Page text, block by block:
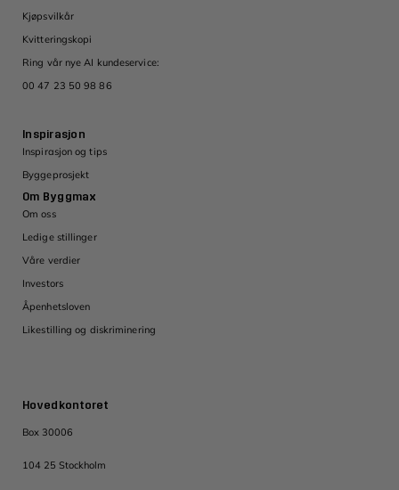
Hovedkontoret
Box 30006
104 25 Stockholm
Kjøpsvilkår
Kvitteringskopi
Ring vår nye AI kundeservice:
00 47 23 50 98 86
Inspirasjon
Inspirasjon og tips
Byggeprosjekt
Om Byggmax
Om oss
Ledige stillinger
Våre verdier
Investors
Åpenhetsloven
Likestilling og diskriminering